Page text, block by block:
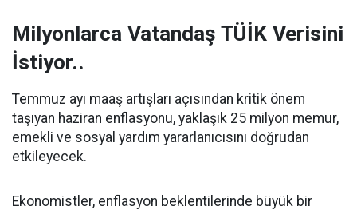
Milyonlarca Vatandaş TÜİK Verisini
İstiyor..
Temmuz ayı maaş artışları açısından kritik önem
taşıyan haziran enflasyonu, yaklaşık 25 milyon memur,
emekli ve sosyal yardım yararlanıcısını doğrudan
etkileyecek.
Ekonomistler, enflasyon beklentilerinde büyük bir